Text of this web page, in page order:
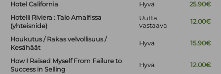
Hotel California
Hyvä
25.90€
Hotelli Riviera : Talo Amalfissa
(yhteisnide)
Uutta
vastaava
12.00€
Houkutus / Rakas velvollisuus /
Kesähäät
Hyvä 15.90€
How I Raised Myself From Failure to
Success in Selling
Hyvä 12.00€